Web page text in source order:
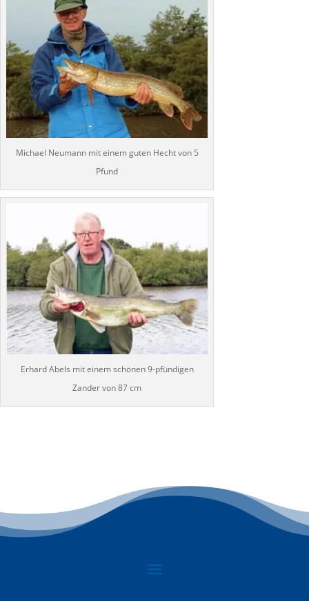
Michael Neumann mit einem guten Hecht von 5
Pfund
Erhard Abels mit einem schönen 9-pfündigen
Zander von 87 cm